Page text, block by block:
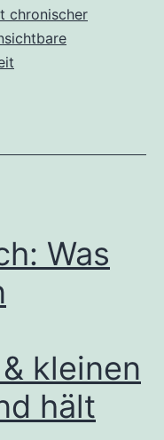
chronischer
Was
kleinen
hält